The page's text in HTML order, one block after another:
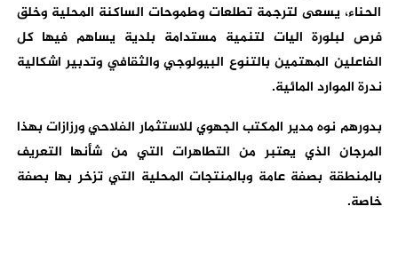
الحناء، يسعى لترجمة تطلعات وطموحات الساكنة المحلية وخلق
فرص لبلورة اليات لتنمية مستدامة بلدية يساهم فيها كل
الفاعلين المهتمين بالتنوع البيولوجي والثقافي وتدبير اشكالية
ندرة الموارد المائية.
بدورهم نوه مدير المكتب الجهوي للاستثمار الفلاحي ورزازات بهذا
المرجان الذي يعتبر من التطاهرات التي من شأنها التعريف
بالمنطقة بصفة عامة وبالمنتجات المحلية التي تزخر بها بصفة
خاصة.